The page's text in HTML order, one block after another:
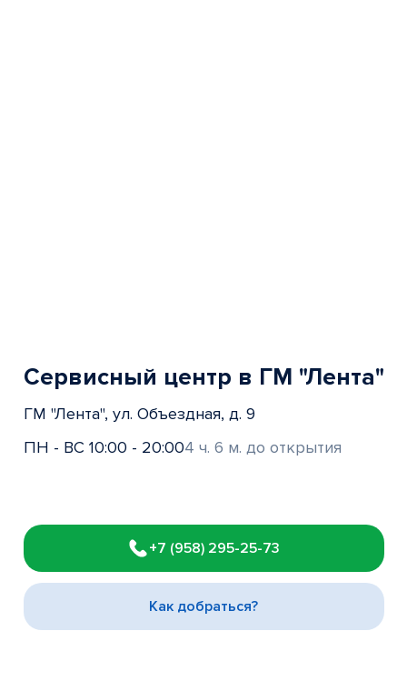
Сервисный центр в ГМ "Лента"
ГМ "Лента", ул. Объездная, д. 9
ПН - ВС 10:00 - 20:004 ч. 6 м. до открытия
1
of
3
+7 (958) 295-25-73
Как добраться?